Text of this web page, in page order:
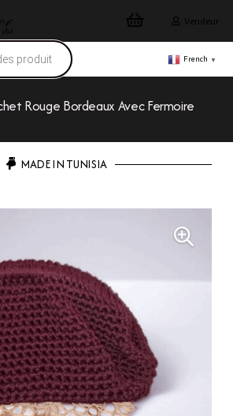
Vendeur
French ▼
Rouge Bordeaux Avec Fermoire
MADE IN TUNISIA